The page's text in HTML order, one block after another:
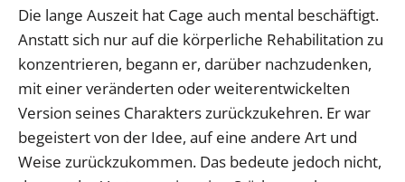
Die lange Auszeit hat Cage auch mental beschäftigt.
Anstatt sich nur auf die körperliche Rehabilitation zu
konzentrieren, begann er, darüber nachzudenken,
mit einer veränderten oder weiterentwickelten
Version seines Charakters zurückzukehren. Er war
begeistert von der Idee, auf eine andere Art und
Weise zurückzukommen. Das bedeute jedoch nicht,